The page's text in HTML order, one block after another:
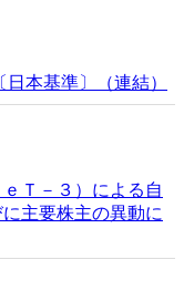
本基準〕（連結）
Ｔ－３）による自
主要株主の異動に